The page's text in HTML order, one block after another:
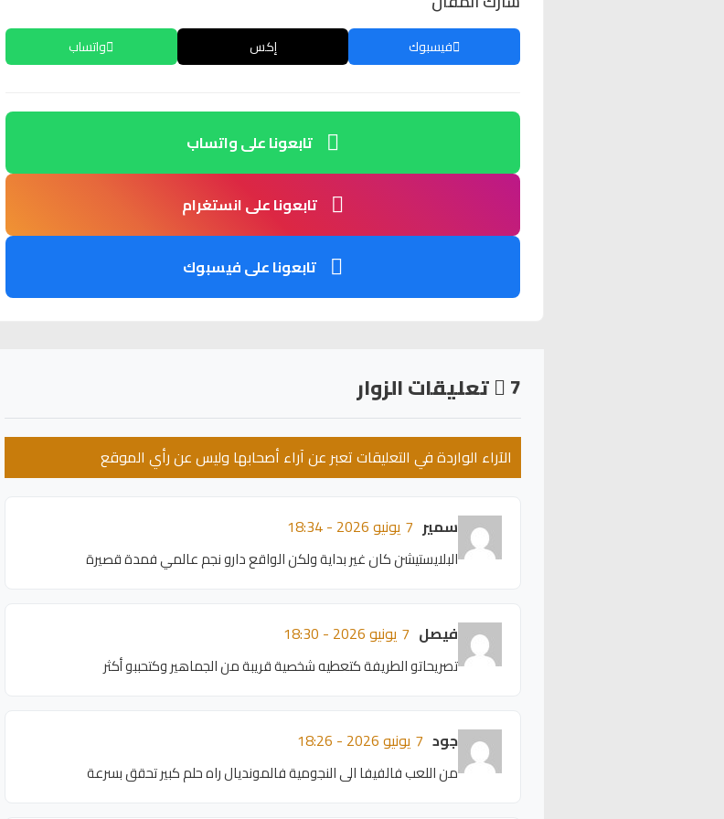
فيسبوك إكس واتساب
تابعونا على واتساب
تابعونا على انستغرام
تابعونا على فيسبوك
7 تعليقات الزوار
الآراء الواردة في التعليقات تعبر عن آراء أصحابها وليس عن رأي الموقع
سمير 7 يونيو 2026 - 18:34
البلايستيشن كان غير بداية ولكن الواقع دارو نجم عالمي فمدة قصيرة
فيصل 7 يونيو 2026 - 18:30
تصريحاتو الطريفة كتعطيه شخصية قريبة من الجماهير وكتحببو أكثر
جود 7 يونيو 2026 - 18:26
من اللعب فالفيفا الى النجومية فالمونديال راه حلم كبير تحقق بسرعة